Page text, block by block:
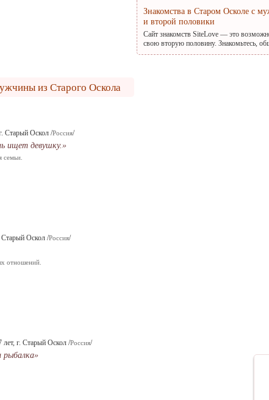
Знакомства в Старом Осколе с
и второй половики
Сайт знакомств SiteLove — это
свою вторую половину. Знакомьтесь,
из Старого Оскола
Старый Оскол /Россия/
ищет девушку.»
семьи.
Старый Оскол /Россия/
отношений.
лет, г. Старый Оскол /Россия/
рыбалка»